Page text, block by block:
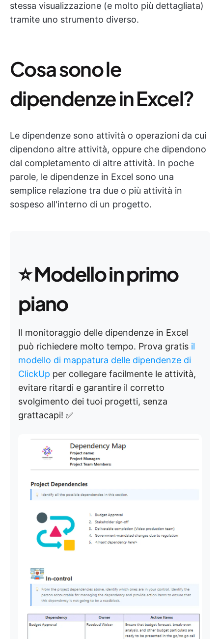
stessa visualizzazione (e molto più dettagliata)
tramite uno strumento diverso.
Cosa sono le
dipendenze in Excel?
Le dipendenze sono attività o operazioni da cui
dipendono altre attività, oppure che dipendono
dal completamento di altre attività. In poche
parole, le dipendenze in Excel sono una
semplice relazione tra due o più attività in
sospeso all'interno di un progetto.
⭐Modello in primo
piano
Il monitoraggio delle dipendenze in Excel
può richiedere molto tempo. Prova gratis il
modello di mappatura delle dipendenze di
ClickUp per collegare facilmente le attività,
evitare ritardi e garantire il corretto
svolgimento dei tuoi progetti, senza
grattacapi! ✅